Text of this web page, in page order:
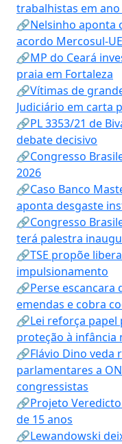
trabalhistas em
🔗Nelsinho aponta
acordo Mercosul-UE
🔗MP do Ceará
praia em Fortaleza
🔗Vítimas de
Judiciário em carta
🔗PL 3353/21 de
debate decisivo
🔗Congresso
2026
🔗Caso Banco
aponta desgaste
🔗Congresso
terá palestra
🔗TSE propõe
impulsionamento
🔗Perse escancara
emendas e cobra
🔗Lei reforça papel
proteção à infância
🔗Flávio Dino veda
parlamentares a
congressistas
🔗Projeto Veredicto
de 15 anos
🔗Lewandowski